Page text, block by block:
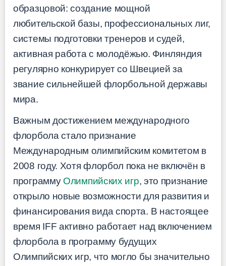
образцовой: создание мощной
любительской базы, профессиональных лиг,
системы подготовки тренеров и судей,
активная работа с молодёжью. Финляндия
регулярно конкурирует со Швецией за
звание сильнейшей флорбольной державы
мира.
Важным достижением международного
флорбола стало признание
Международным олимпийским комитетом в
2008 году. Хотя флорбол пока не включён в
программу Олимпийских игр, это признание
открыло новые возможности для развития и
финансирования вида спорта. В настоящее
время IFF активно работает над включением
флорбола в программу будущих
Олимпийских игр, что могло бы значительно